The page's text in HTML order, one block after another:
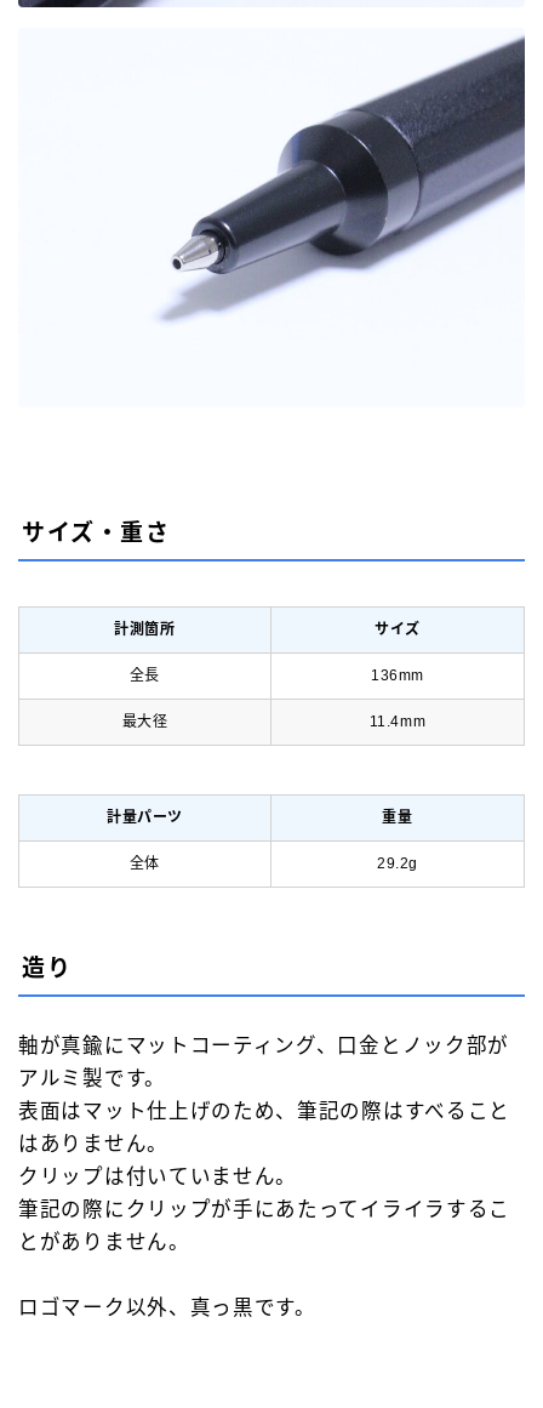
サイズ・重さ
計測箇所 サイズ
全長 136mm
最大径 11.4mm
計量パーツ 重量
全体 29.2g
造り
軸が真鍮にマットコーティング、口金とノック部が
アルミ製です。
表面はマット仕上げのため、筆記の際はすべること
はありません。
クリップは付いていません。
筆記の際にクリップが手にあたってイライラするこ
とがありません。
ロゴマーク以外、真っ黒です。